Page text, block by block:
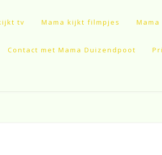
tv Mama kijkt filmpjes
Contact met Mama Duizendpoot